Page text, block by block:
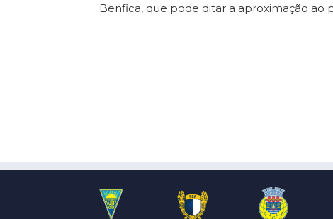
Benfica, que pode ditar a aproximação ao